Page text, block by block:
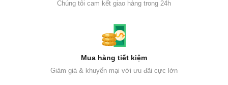
Chúng tôi cam kết giao hàng trong 24h
Mua hàng tiết kiệm
Giảm giá & khuyến mại với ưu đãi cực lớn